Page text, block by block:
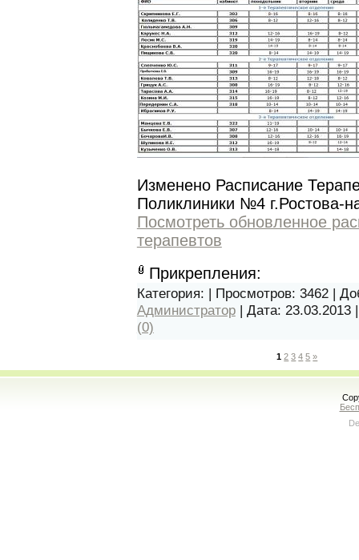
Изменено Расписание
Поликлиники №4 г.Ростова-
Посмотреть обновленное
терапевтов
Прикрепления:
Категория: | Просмотров: 3462 |
Администратор| Дата: 23.03.2013
(0)
1 2 3 4 5 »